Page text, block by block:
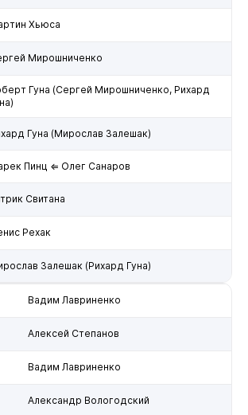
Хьюса
Мирошниченко
Гуна (Сергей Мирошниченко, Рихард
Гуна (Мирослав Залешак)
Пинц ⇐ Олег Санаров
Свитана
Рехак
Залешак (Рихард Гуна)
Вадим Лавриненко
Алексей Степанов
Вадим Лавриненко
Александр Вологодский